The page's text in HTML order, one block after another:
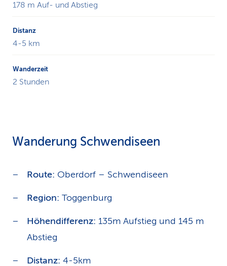
178 m Auf- und Abstieg
4-5 km
2 Stunden
Wanderung Schwendiseen
Route: Oberdorf – Schwendiseen
Region: Toggenburg
Höhendifferenz: 135m Aufstieg und 145 m
Abstieg
Distanz: 4-5km